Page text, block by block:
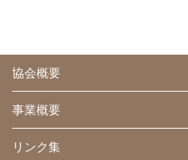
協会概要
事業概要
リンク集